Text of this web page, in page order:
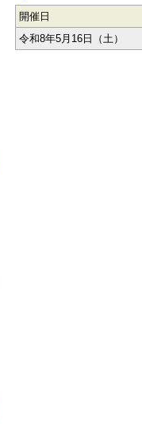
開催日
令和8年5月16日（土）